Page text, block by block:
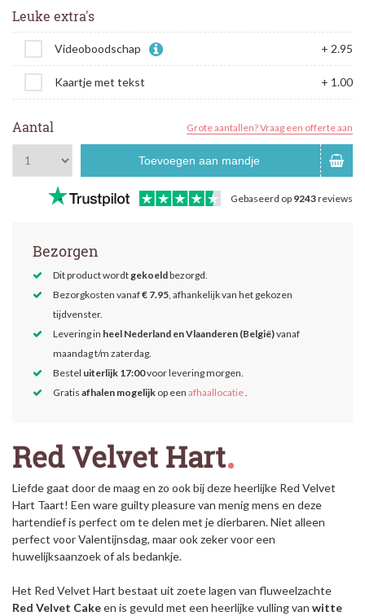
Leuke extra's
Videoboodschap + 2.95
Kaartje met tekst + 1.00
Aantal Grote aantallen? Vraag een offerte aan
Toevoegen aan mandje
Gebaseerd op 9243reviews
Bezorgen
Dit product wordtgekoeldbezorgd.
Bezorgkosten vanaf€ 7.95, afhankelijk van het gekozen
tijdvenster.
Levering in heel Nederland en Vlaanderen (België)vanaf
maandag t/m zaterdag.
Bestel uiterlijk 17:00voor levering morgen.
Gratis afhalen mogelijk op een afhaallocatie.
Red Velvet Hart
Liefde gaat door de maag en zo ook bij deze heerlijke Red Velvet
Hart Taart! Een ware guilty pleasure van menig mens en deze
hartendief is perfect om te delen met je dierbaren. Niet alleen
perfect voor Valentijnsdag, maar ook zeker voor een
huwelijksaanzoek of als bedankje.
Het Red Velvet Hart bestaat uit zoete lagen van fluweelzachte
Red Velvet Cakeen is gevuld met een heerlijke vulling van witte